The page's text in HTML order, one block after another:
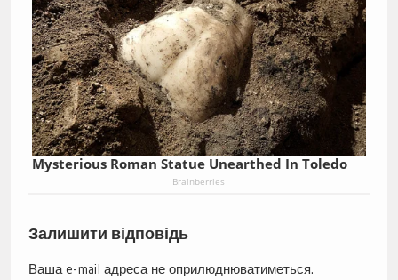
Mysterious Roman Statue Unearthed In Toledo
Brainberries
Залишити відповідь
Ваша e-mail адреса не оприлюднюватиметься.